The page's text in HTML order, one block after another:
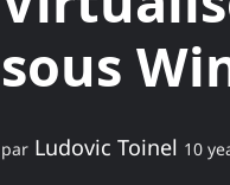
sous
par Ludovic Toinel 10